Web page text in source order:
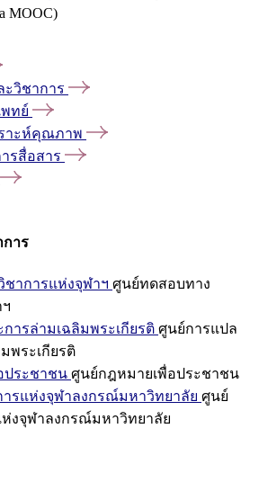
MOOC)
วิชาการ
ทย์
าะห์คุณภาพ
รสื่อสาร
าร
าการแห่งจุฬาฯ ศูนย์ทดสอบทาง
ารล่ามเฉลิมพระเกียรติ ศูนย์การแปล
พระเกียรติ
ประชาชน ศูนย์กฎหมายเพื่อประชาชน
รแห่งจุฬาลงกรณ์มหาวิทยาลัย ศูนย์
งจุฬาลงกรณ์มหาวิทยาลัย